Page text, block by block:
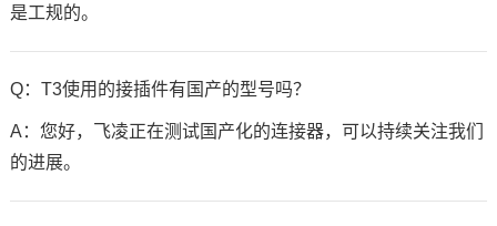
是工规的。
Q：T3使用的接插件有国产的型号吗？
A：您好，飞凌正在测试国产化的连接器，可以持续关注我们
的进展。